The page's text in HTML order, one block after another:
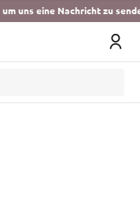
uns eine Nachricht zu